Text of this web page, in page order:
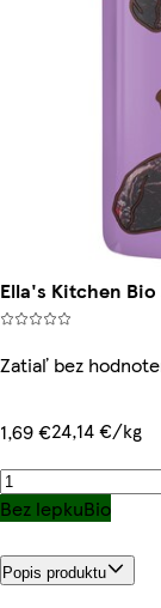
Ella's Kitchen
Zatiaľ bez
1,69 €24,14 €/kg
Bez lepkuBio
Popis produktu